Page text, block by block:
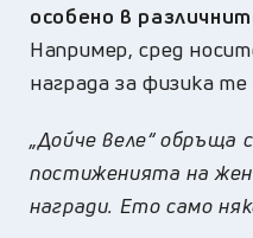
особено в
Например, сред
награда за физика те
„Дойче веле“ обръща
постиженията на
награди. Ето само